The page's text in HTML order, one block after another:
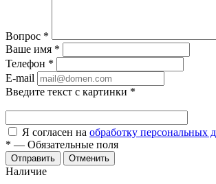
Вопрос *
Ваше имя *
Телефон *
E-mail
Введите текст с картинки *
Я согласен на обработку персональных
* — Обязательные поля
Отменить
Наличие